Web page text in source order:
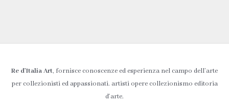
Re d’Italia Art, fornisce conoscenze ed esperienza nel campo dell’arte
per collezionisti ed appassionati. artisti opere collezionismo editoria
d'arte.